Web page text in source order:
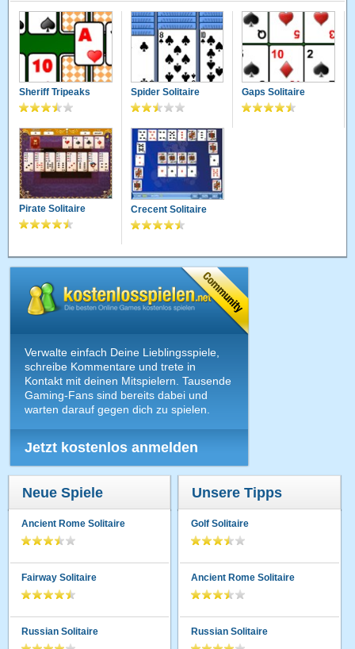
hexhex 10.04.2011 · 01:32 Uhr
solitaire ist ein super spiel was freude macht
panther 12.02.2011 · 16:36 Uhr
Ist etwas zu einfach gestrickt, da so einige Menue´s fehlen
wie, Punkte, Zeit, Optionen etc. Schade
pitsch1
Es gibt keine Punktewertung und keine Ranglisten wie bei
anderen Online-Spielen (z.B. bei www.solitair.ch)
lilp
ganz okay find gibt jetzt nix zu mrgern!
ich liebe es,ich kann gar net aufhören zu spielen
is ganz okey könnte bisschen ausgebaut werden
Sheriff Tripeaks Spider Solitaire Gaps Solitaire
Pirate Solitaire Crecent Solitaire
Verwalte einfach Deine Lieblingsspiele,
schreibe Kommentare und trete in
Kontakt mit deinen Mitspielern. Tausende
Gaming-Fans sind bereits dabei und
warten darauf gegen dich zu spielen.
Jetzt kostenlos anmelden
Neue Spiele
Ancient Rome Solitaire
Fairway Solitaire
Russian Solitaire
Unsere Tipps
Golf Solitaire
Ancient Rome Solitaire
Russian Solitaire